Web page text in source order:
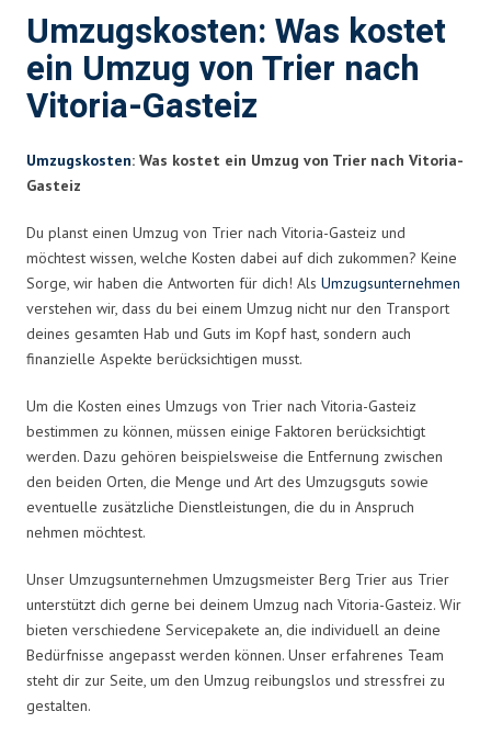
Umzugskosten: Was kostet
ein Umzug von Trier nach
Vitoria-Gasteiz
Umzugskosten: Was kostet ein Umzug von Trier nach Vitoria-
Gasteiz
Du planst einen Umzug von Trier nach Vitoria-Gasteiz und
möchtest wissen, welche Kosten dabei auf dich zukommen? Keine
Sorge, wir haben die Antworten für dich! Als Umzugsunternehmen
verstehen wir, dass du bei einem Umzug nicht nur den Transport
deines gesamten Hab und Guts im Kopf hast, sondern auch
finanzielle Aspekte berücksichtigen musst.
Um die Kosten eines Umzugs von Trier nach Vitoria-Gasteiz
bestimmen zu können, müssen einige Faktoren berücksichtigt
werden. Dazu gehören beispielsweise die Entfernung zwischen
den beiden Orten, die Menge und Art des Umzugsguts sowie
eventuelle zusätzliche Dienstleistungen, die du in Anspruch
nehmen möchtest.
Unser Umzugsunternehmen Umzugsmeister Berg Trier aus Trier
unterstützt dich gerne bei deinem Umzug nach Vitoria-Gasteiz. Wir
bieten verschiedene Servicepakete an, die individuell an deine
Bedürfnisse angepasst werden können. Unser erfahrenes Team
steht dir zur Seite, um den Umzug reibungslos und stressfrei zu
gestalten.